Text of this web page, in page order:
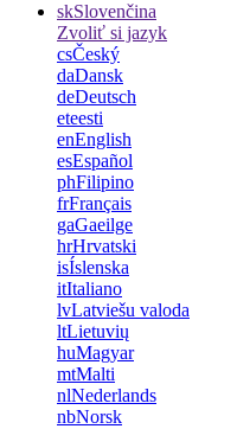
skSlovenčina
Zvoliť si jazyk
csČeský
daDansk
deDeutsch
eteesti
enEnglish
esEspañol
phFilipino
frFrançais
gaGaeilge
hrHrvatski
isÍslenska
itItaliano
lvLatviešu valoda
ltLietuvių
huMagyar
mtMalti
nlNederlands
nbNorsk